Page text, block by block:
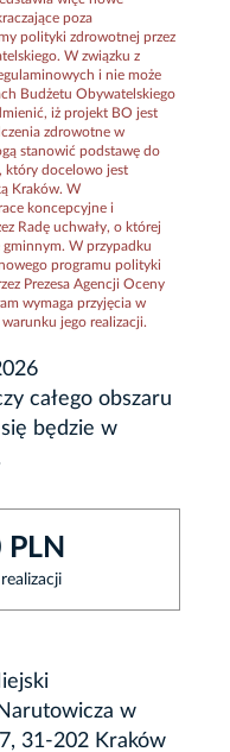
poza
polityki zdrowotnej przez
W związku z
i nie może
Budżetu Obywatelskiego
iż projekt BO jest
zdrowotne w
stanowić podstawę do
który docelowo jest
Kraków. W
koncepcyjne i
Radę uchwały, o której
W przypadku
programu polityki
Prezesa Agencji Oceny
wymaga przyjęcia w
jego realizacji.
całego obszaru
będzie w
w
31-202 Kraków